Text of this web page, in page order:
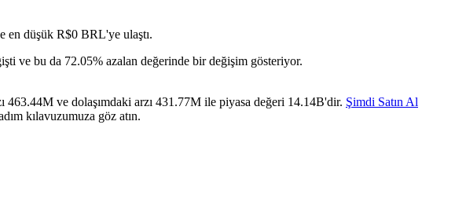
en düşük R$0 BRL'ye ulaştı.
ve bu da 72.05% azalan değerinde bir değişim gösteriyor.
ve dolaşımdaki arzı 431.77M ile piyasa değeri 14.14B'dir. Şimdi Satın Al
kılavuzumuza göz atın.